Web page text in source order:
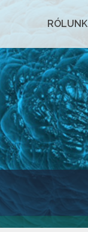
RÓLUNK